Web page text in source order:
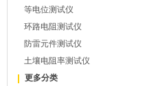
等电位测试仪
环路电阻测试仪
防雷元件测试仪
土壤电阻率测试仪
更多分类